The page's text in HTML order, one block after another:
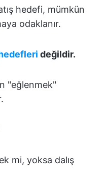
hedefi, mümkün
odaklanır.
değildir.
"eğlenmek"
mi, yoksa dalış